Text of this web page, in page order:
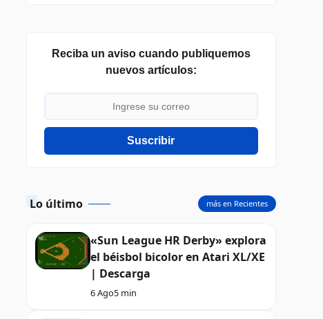
Reciba un aviso cuando publiquemos
nuevos artículos:
Suscribir
Lo último
«Sun League HR Derby» explora
el béisbol bicolor en Atari XL/XE
| Descarga
6 Ago5 min
más en Recientes